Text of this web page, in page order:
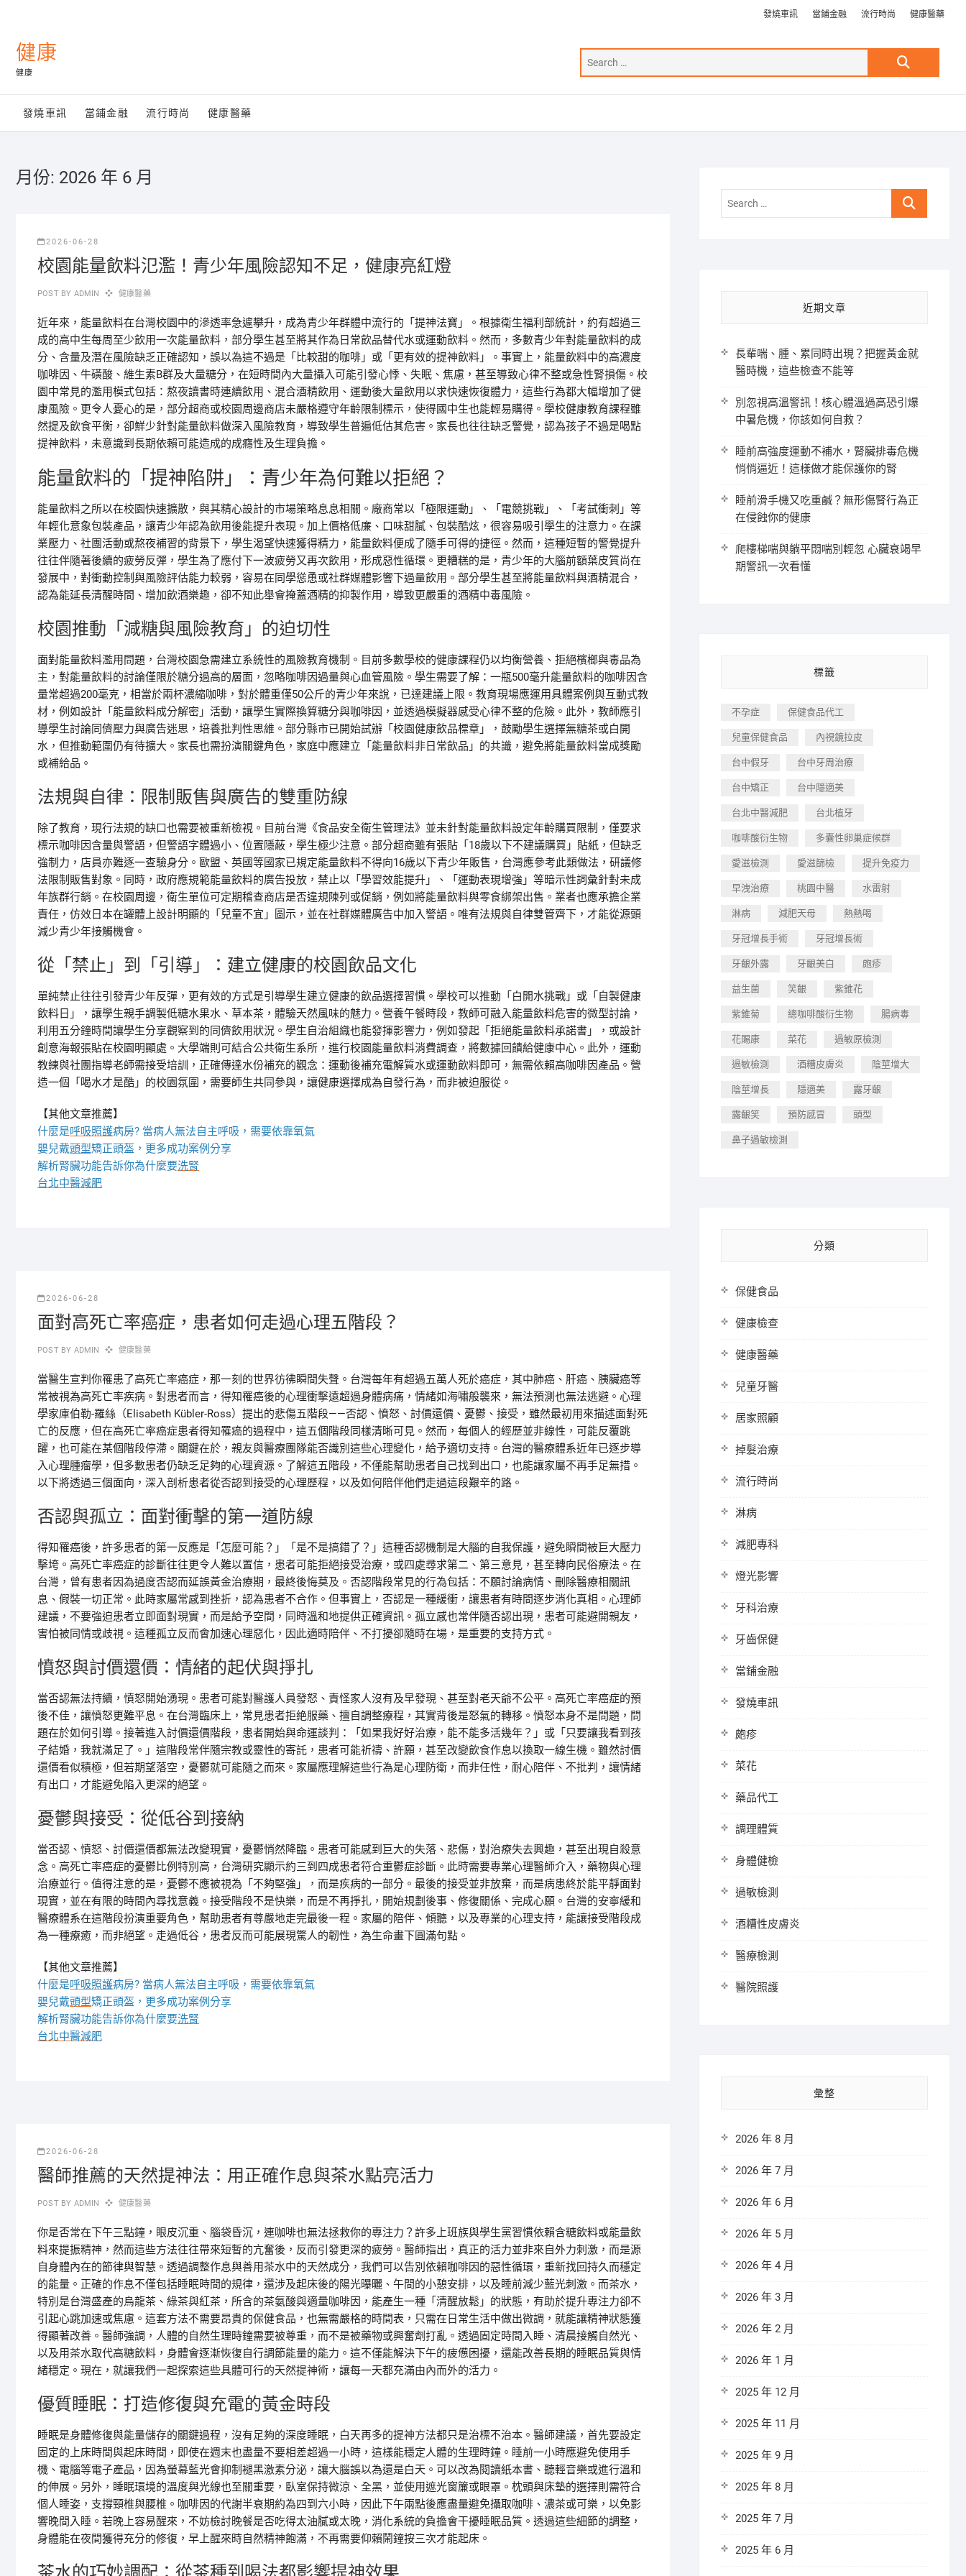
content
發燒車訊 當鋪金融 流行時尚 健康醫藥
健康
健康
Search
發燒車訊 當鋪金融 流行時尚 健康醫藥
月份: 2026 年 6 月
2026-06-28
校園能量飲料氾濫！青少年風險認知不足，健康亮紅燈
POST BY ADMIN 健康醫藥
近年來，能量飲料在台灣校園中的滲透率急遽攀升，成為青少年群體中流行的「提神法寶」。根據衛生福利部統計，約有超過三
成的高中生每周至少飲用一次能量飲料，部分學生甚至將其作為日常飲品替代水或運動飲料。然而，多數青少年對能量飲料的成
分、含量及潛在風險缺乏正確認知，誤以為這不過是「比較甜的咖啡」或「更有效的提神飲料」。事實上，能量飲料中的高濃度
咖啡因、牛磺酸、維生素B群及大量糖分，在短時間內大量攝入可能引發心悸、失眠、焦慮，甚至導致心律不整或急性腎損傷。校
園中常見的濫用模式包括：熬夜讀書時連續飲用、混合酒精飲用、運動後大量飲用以求快速恢復體力，這些行為都大幅增加了健
康風險。更令人憂心的是，部分超商或校園周邊商店未嚴格遵守年齡限制標示，使得國中生也能輕易購得。學校健康教育課程雖
然提及飲食平衡，卻鮮少針對能量飲料做深入風險教育，導致學生普遍低估其危害。家長也往往缺乏警覺，認為孩子不過是喝點
提神飲料，未意識到長期依賴可能造成的成癮性及生理負擔。
能量飲料的「提神陷阱」：青少年為何難以拒絕？
能量飲料之所以在校園快速擴散，與其精心設計的市場策略息息相關。廠商常以「極限運動」、「電競挑戰」、「考試衝刺」等
年輕化意象包裝產品，讓青少年認為飲用後能提升表現。加上價格低廉、口味甜膩、包裝酷炫，很容易吸引學生的注意力。在課
業壓力、社團活動或熬夜補習的背景下，學生渴望快速獲得精力，能量飲料便成了隨手可得的捷徑。然而，這種短暫的警覺提升
往往伴隨著後續的疲勞反彈，學生為了應付下一波疲勞又再次飲用，形成惡性循環。更糟糕的是，青少年的大腦前額葉皮質尚在
發展中，對衝動控制與風險評估能力較弱，容易在同學慫恿或社群媒體影響下過量飲用。部分學生甚至將能量飲料與酒精混合，
認為能延長清醒時間、增加飲酒樂趣，卻不知此舉會掩蓋酒精的抑製作用，導致更嚴重的酒精中毒風險。
校園推動「減糖與風險教育」的迫切性
面對能量飲料濫用問題，台灣校園急需建立系統性的風險教育機制。目前多數學校的健康課程仍以均衡營養、拒絕檳榔與毒品為
主，對能量飲料的討論僅限於糖分過高的層面，忽略咖啡因過量與心血管風險。學生需要了解：一瓶500毫升能量飲料的咖啡因含
量常超過200毫克，相當於兩杯濃縮咖啡，對於體重僅50公斤的青少年來說，已達建議上限。教育現場應運用具體案例與互動式教
材，例如設計「能量飲料成分解密」活動，讓學生實際換算糖分與咖啡因，並透過模擬器感受心律不整的危險。此外，教師應引
導學生討論同儕壓力與廣告迷思，培養批判性思維。部分縣市已開始試辦「校園健康飲品標章」，鼓勵學生選擇無糖茶或白開
水，但推動範圍仍有待擴大。家長也需扮演關鍵角色，家庭中應建立「能量飲料非日常飲品」的共識，避免將能量飲料當成獎勵
或補給品。
法規與自律：限制販售與廣告的雙重防線
除了教育，現行法規的缺口也需要被重新檢視。目前台灣《食品安全衛生管理法》並未針對能量飲料設定年齡購買限制，僅要求
標示咖啡因含量與警語，但警語字體過小、位置隱蔽，學生極少注意。部分超商雖有張貼「18歲以下不建議購買」貼紙，但缺乏
強制力，店員亦難逐一查驗身分。歐盟、英國等國家已規定能量飲料不得向16歲以下青少年販售，台灣應參考此類做法，研議修
法限制販售對象。同時，政府應規範能量飲料的廣告投放，禁止以「學習效能提升」、「運動表現增強」等暗示性詞彙針對未成
年族群行銷。在校園周邊，衛生單位可定期稽查商店是否違規陳列或促銷，例如將能量飲料與零食綁架出售。業者也應承擔企業
責任，仿效日本在罐體上設計明顯的「兒童不宜」圖示，並在社群媒體廣告中加入警語。唯有法規與自律雙管齊下，才能從源頭
減少青少年接觸機會。
從「禁止」到「引導」：建立健康的校園飲品文化
單純禁止往往引發青少年反彈，更有效的方式是引導學生建立健康的飲品選擇習慣。學校可以推動「白開水挑戰」或「自製健康
飲料日」，讓學生親手調製低糖水果水、草本茶，體驗天然風味的魅力。營養午餐時段，教師可融入能量飲料危害的微型討論，
利用五分鐘時間讓學生分享觀察到的同儕飲用狀況。學生自治組織也能發揮影響力，例如發起「拒絕能量飲料承諾書」，或設計
創意海報張貼在校園明顯處。大學端則可結合公共衛生系所，進行校園能量飲料消費調查，將數據回饋給健康中心。此外，運動
教練與社團指導老師需接受培訓，正確傳達水份補充的觀念：運動後補充電解質水或運動飲料即可，無需依賴高咖啡因產品。營
造一個「喝水才是酷」的校園氛圍，需要師生共同參與，讓健康選擇成為自發行為，而非被迫服從。
【其他文章推薦】
什麼是呼吸照護病房? 當病人無法自主呼吸，需要依靠氧氣
嬰兒戴頭型矯正頭盔，更多成功案例分享
解析腎臟功能告訴你為什麼要洗腎
台北中醫減肥
2026-06-28
面對高死亡率癌症，患者如何走過心理五階段？
POST BY ADMIN 健康醫藥
當醫生宣判你罹患了高死亡率癌症，那一刻的世界彷彿瞬間失聲。台灣每年有超過五萬人死於癌症，其中肺癌、肝癌、胰臟癌等
常被視為高死亡率疾病。對患者而言，得知罹癌後的心理衝擊遠超過身體病痛，情緒如海嘯般襲來，無法預測也無法逃避。心理
學家庫伯勒-羅絲（Elisabeth Kübler-Ross）提出的悲傷五階段——否認、憤怒、討價還價、憂鬱、接受，雖然最初用來描述面對死
亡的反應，但在高死亡率癌症患者得知罹癌的過程中，這五個階段同樣清晰可見。然而，每個人的經歷並非線性，可能反覆跳
躍，也可能在某個階段停滯。關鍵在於，親友與醫療團隊能否識別這些心理變化，給予適切支持。台灣的醫療體系近年已逐步導
入心理腫瘤學，但多數患者仍缺乏足夠的心理資源。了解這五階段，不僅能幫助患者自己找到出口，也能讓家屬不再手足無措。
以下將透過三個面向，深入剖析患者從否認到接受的心理歷程，以及如何陪伴他們走過這段艱辛的路。
否認與孤立：面對衝擊的第一道防線
得知罹癌後，許多患者的第一反應是「怎麼可能？」「是不是搞錯了？」這種否認機制是大腦的自我保護，避免瞬間被巨大壓力
擊垮。高死亡率癌症的診斷往往更令人難以置信，患者可能拒絕接受治療，或四處尋求第二、第三意見，甚至轉向民俗療法。在
台灣，曾有患者因為過度否認而延誤黃金治療期，最終後悔莫及。否認階段常見的行為包括：不願討論病情、刪除醫療相關訊
息、假裝一切正常。此時家屬常感到挫折，認為患者不合作。但事實上，否認是一種緩衝，讓患者有時間逐步消化真相。心理師
建議，不要強迫患者立即面對現實，而是給予空間，同時溫和地提供正確資訊。孤立感也常伴隨否認出現，患者可能避開親友，
害怕被同情或歧視。這種孤立反而會加速心理惡化，因此適時陪伴、不打擾卻隨時在場，是重要的支持方式。
憤怒與討價還價：情緒的起伏與掙扎
當否認無法持續，憤怒開始湧現。患者可能對醫護人員發怒、責怪家人沒有及早發現、甚至對老天爺不公平。高死亡率癌症的預
後不佳，讓憤怒更難平息。在台灣臨床上，常見患者拒絶服藥、擅自調整療程，其實背後是怒氣的轉移。憤怒本身不是問題，問
題在於如何引導。接著進入討價還價階段，患者開始與命運談判：「如果我好好治療，能不能多活幾年？」或「只要讓我看到孩
子結婚，我就滿足了。」這階段常伴隨宗教或靈性的寄託，患者可能祈禱、許願，甚至改變飲食作息以換取一線生機。雖然討價
還價看似積極，但若期望落空，憂鬱就可能隨之而來。家屬應理解這些行為是心理防衛，而非任性，耐心陪伴、不批判，讓情緒
有出口，才能避免陷入更深的絕望。
憂鬱與接受：從低谷到接納
當否認、憤怒、討價還價都無法改變現實，憂鬱悄然降臨。患者可能感到巨大的失落、悲傷，對治療失去興趣，甚至出現自殺意
念。高死亡率癌症的憂鬱比例特別高，台灣研究顯示約三到四成患者符合重鬱症診斷。此時需要專業心理醫師介入，藥物與心理
治療並行。值得注意的是，憂鬱不應被視為「不夠堅強」，而是疾病的一部分。最後的接受並非放棄，而是病患終於能平靜面對
現實，並在有限的時間內尋找意義。接受階段不是快樂，而是不再掙扎，開始規劃後事、修復關係、完成心願。台灣的安寧緩和
醫療體系在這階段扮演重要角色，幫助患者有尊嚴地走完最後一程。家屬的陪伴、傾聽，以及專業的心理支持，能讓接受階段成
為一種療癒，而非絕望。走過低谷，患者反而可能展現驚人的韌性，為生命畫下圓滿句點。
【其他文章推薦】
什麼是呼吸照護病房? 當病人無法自主呼吸，需要依靠氧氣
嬰兒戴頭型矯正頭盔，更多成功案例分享
解析腎臟功能告訴你為什麼要洗腎
台北中醫減肥
2026-06-28
醫師推薦的天然提神法：用正確作息與茶水點亮活力
POST BY ADMIN 健康醫藥
你是否常在下午三點鐘，眼皮沉重、腦袋昏沉，連咖啡也無法拯救你的專注力？許多上班族與學生黨習慣依賴含糖飲料或能量飲
料來提振精神，然而這些方法往往帶來短暫的亢奮後，反而引發更深的疲勞。醫師指出，真正的活力並非來自外力刺激，而是源
自身體內在的節律與智慧。透過調整作息與善用茶水中的天然成分，我們可以告別依賴咖啡因的惡性循環，重新找回持久而穩定
的能量。正確的作息不僅包括睡眠時間的規律，還涉及起床後的陽光曝曬、午間的小憩安排，以及睡前減少藍光刺激。而茶水，
特別是台灣盛產的烏龍茶、綠茶與紅茶，所含的茶氨酸與適量咖啡因，能產生一種「清醒放鬆」的狀態，有助於提升專注力卻不
引起心跳加速或焦慮。這套方法不需要昂貴的保健食品，也無需嚴格的時間表，只需在日常生活中做出微調，就能讓精神狀態獲
得顯著改善。醫師強調，人體的自然生理時鐘需要被尊重，而不是被藥物或興奮劑打亂。透過固定時間入睡、清晨接觸自然光、
以及用茶水取代高糖飲料，身體會逐漸恢復自行調節能量的能力。這不僅能解決下午的疲憊困擾，還能改善長期的睡眠品質與情
緒穩定。現在，就讓我們一起探索這些具體可行的天然提神術，讓每一天都充滿由內而外的活力。
優質睡眠：打造修復與充電的黃金時段
睡眠是身體修復與能量儲存的關鍵過程，沒有足夠的深度睡眠，白天再多的提神方法都只是治標不治本。醫師建議，首先要設定
固定的上床時間與起床時間，即使在週末也盡量不要相差超過一小時，這樣能穩定人體的生理時鐘。睡前一小時應避免使用手
機、電腦等電子產品，因為螢幕藍光會抑制褪黑激素分泌，讓大腦誤以為還是白天。可以改為閱讀紙本書、聽輕音樂或進行溫和
的伸展。另外，睡眠環境的溫度與光線也至關重要，臥室保持微涼、全黑，並使用遮光窗簾或眼罩。枕頭與床墊的選擇則需符合
個人睡姿，支撐頸椎與腰椎。咖啡因的代謝半衰期約為四到六小時，因此下午兩點後應盡量避免攝取咖啡、濃茶或可樂，以免影
響晚間入睡。若晚上容易醒來，不妨檢討晚餐是否吃得太油膩或太晚，消化系統的負擔會干擾睡眠品質。透過這些細節的調整，
身體能在夜間獲得充分的修復，早上醒來時自然精神飽滿，不再需要仰賴鬧鐘按三次才能起床。
Search
近期文章
長輩喘、腫、累同時出現？把握黃金就
醫時機，這些檢查不能等
別忽視高溫警訊！核心體溫過高恐引爆
中暑危機，你該如何自救？
睡前高強度運動不補水，腎臟排毒危機
悄悄逼近！這樣做才能保護你的腎
睡前滑手機又吃重鹹？無形傷腎行為正
在侵蝕你的健康
爬樓梯喘與躺平悶喘別輕忽 心臟衰竭早
期警訊一次看懂
標籤
不孕症 保健食品代工
兒童保健食品 內視鏡拉皮
台中假牙 台中牙周治療
台中矯正 台中隱適美
台北中醫減肥 台北植牙
咖啡酸衍生物 多囊性卵巢症候群
愛滋檢測 愛滋篩檢 提升免疫力
早洩治療 桃園中醫 水雷射
淋病 減肥天母 熱熱喝
牙冠增長手術 牙冠增長術
牙齦外露 牙齦美白 皰疹
益生菌 笑齦 紫錐花
紫錐菊 總咖啡酸衍生物 腸病毒
花賜康 菜花 過敏原檢測
過敏檢測 酒糟皮膚炎 陰莖增大
陰莖增長 隱適美 露牙齦
露齦笑 預防感冒 頭型
鼻子過敏檢測
分類
保健食品
健康檢查
健康醫藥
兒童牙醫
居家照顧
掉髮治療
流行時尚
淋病
減肥專科
燈光影響
牙科治療
牙齒保健
當鋪金融
發燒車訊
皰疹
菜花
藥品代工
調理體質
身體健檢
過敏檢測
酒糟性皮膚炎
醫療檢測
醫院照護
彙整
2026 年 8 月
2026 年 7 月
2026 年 6 月
2026 年 5 月
2026 年 4 月
2026 年 3 月
2026 年 2 月
2026 年 1 月
2025 年 12 月
2025 年 11 月
2025 年 9 月
2025 年 8 月
2025 年 7 月
2025 年 6 月